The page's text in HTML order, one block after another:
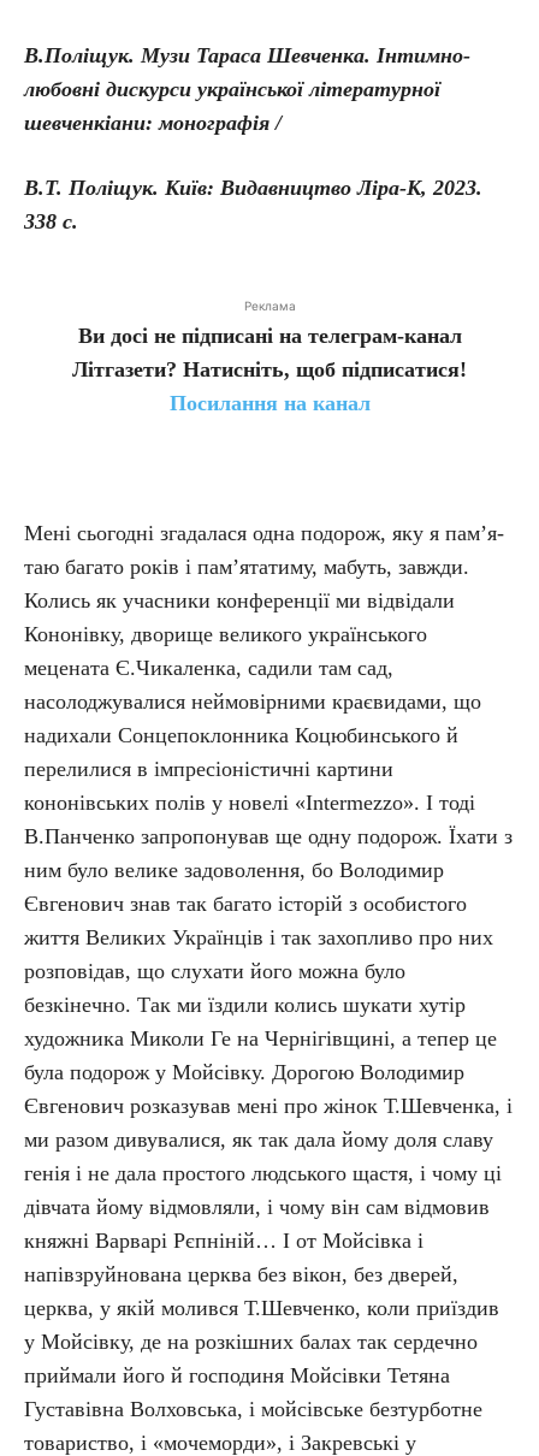
В.Поліщук. Музи Тараса Шевченка. Інтимно-
любовні дискурси української літературної
шевченкіани: монографія /
В.Т. Поліщук. Київ: Видавництво Ліра-К, 2023.
338 с.
Реклама
Ви досі не підписані на телеграм-канал
Літгазети? Натисніть, щоб підписатися!
Посилання на канал
Мені сьогодні згадалася одна подорож, яку я пам’я­
таю багато років і пам’я­татиму, мабуть, завжди.
Колись як учасники конференції ми відвідали
Кононівку, дворище великого українського
мецената Є.Чикаленка, садили там сад,
насолоджувалися неймовірними краєвидами, що
надихали Сонцепоклонника Коцюбинського й
перелилися в імпресіоністичні картини
кононівських полів у новелі «Inter­mezzo». І тоді
В.Панченко запропонував ще одну подорож. Їхати з
ним було велике задоволення, бо Володимир
Євгенович знав так багато історій з особистого
життя Великих Українців і так захопливо про них
розповідав, що слухати його можна було
безкінечно. Так ми їздили колись шукати хутір
художника Миколи Ге на Чернігівщині, а тепер це
була подорож у Мойсівку. Дорогою Володимир
Євгенович розказував мені про жінок Т.Шевченка, і
ми разом дивувалися, як так дала йому доля славу
генія і не дала простого людського щастя, і чому ці
дівчата йому відмовляли, і чому він сам відмовив
княжні Варварі Рєпніній… І от Мойсівка і
напівзруйнована церква без вікон, без дверей,
церква, у якій молився Т.Шевченко, коли приїздив
у Мойсівку, де на розкішних балах так сердечно
приймали його й господиня Мойсівки Тетяна
Густавівна Волховська, і мойсівське безтурботне
товариство, і «мочеморди», і Закревські у